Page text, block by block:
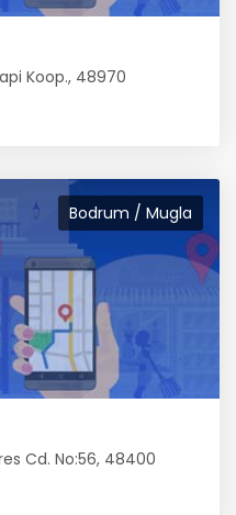
Koop., 48970
Bodrum / Mugla
Cd. No:56, 48400